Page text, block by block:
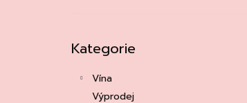
kategorie
Kategorie
Vína
Výprodej